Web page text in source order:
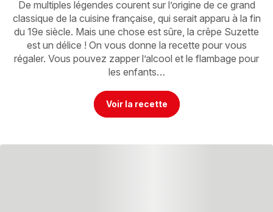
De multiples légendes courent sur l’origine de ce grand
classique de la cuisine française, qui serait apparu à la fin
du 19e siècle. Mais une chose est sûre, la crêpe Suzette
est un délice ! On vous donne la recette pour vous
régaler. Vous pouvez zapper l’alcool et le flambage pour
les enfants…
Voir la recette